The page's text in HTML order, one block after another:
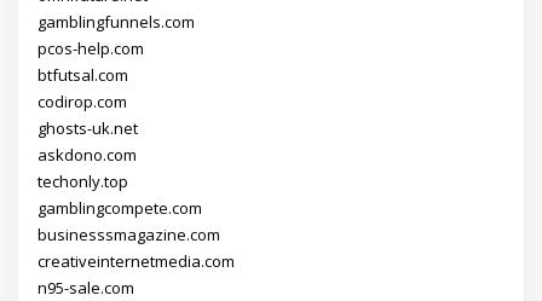
gamblingfunnels.com
pcos-help.com
btfutsal.com
codirop.com
ghosts-uk.net
askdono.com
techonly.top
gamblingcompete.com
businesssmagazine.com
creativeinternetmedia.com
n95-sale.com